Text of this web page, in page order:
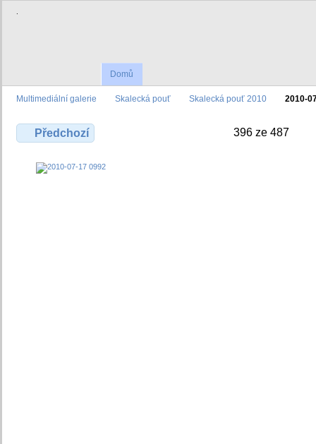
.
Domů
Multimediální galerie Skalecká pouť Skalecká pouť 2010 2010-
Předchozí 396 ze 487